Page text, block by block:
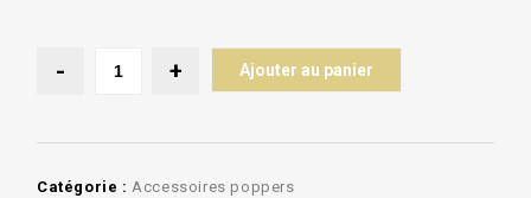
Ajouter au panier
Catégorie :Accessoires poppers